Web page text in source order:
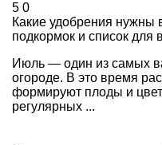
5 0
Какие удобрения нужны
подкормок и список для
Июль — один из самых
огороде. В это время
формируют плоды и
регулярных ...